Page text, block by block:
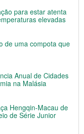
para estar atenta
elevadas
de uma compota que
Anual de Cidades
na Malásia
Hengqin-Macau de
de Série Junior